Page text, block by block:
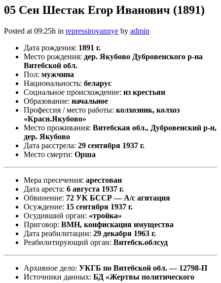
05 Сен Шестак Егор Иванович (1891)
Posted at 09:25h in repressirovannye by admin
Дата рождения: 1891 г.
Место рождения: дер. Якубово Дубровенского р-на
Витебской обл.
Пол: мужчина
Национальность: беларус
Социальное происхождение: из крестьян
Образование: начальное
Профессия / место работы: колхозник, колхоз
«Красн.Якубово»
Место проживания: Витебская обл., Дубровенский р-н,
дер. Якубово
Дата расстрела: 29 сентября 1937 г.
Место смерти: Орша
Мера пресечения: арестован
Дата ареста: 6 августа 1937 г.
Обвинение: 72 УК БССР — А/с агитация
Осуждение: 15 сентября 1937 г.
Осудивший орган: «тройка»
Приговор: ВМН, конфискация имущества
Дата реабилитации: 29 декабря 1963 г.
Реабилитирующий орган: Витебск.облсуд
Архивное дело: УКГБ по Витебской обл. — 12798-П
Источники данных: БД «Жертвы политического